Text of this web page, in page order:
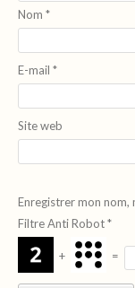
Nom *
E-mail *
Site web
Enregistrer mon nom,
Filtre Anti Robot*
+ =